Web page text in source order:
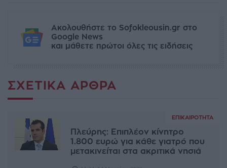
Ακολουθήστε το Sofokleousin.gr στο
Google News
και μάθετε πρώτοι όλες τις ειδήσεις
ΣΧΕΤΙΚΆ ΆΡΘΡΑ
ΕΠΙΚΑΙΡΌΤΗΤΑ
Πλεύρης: Επιπλέον κίνητρο
1.800 ευρώ για κάθε γιατρό που
μετακινείται στα ακριτικά νησιά